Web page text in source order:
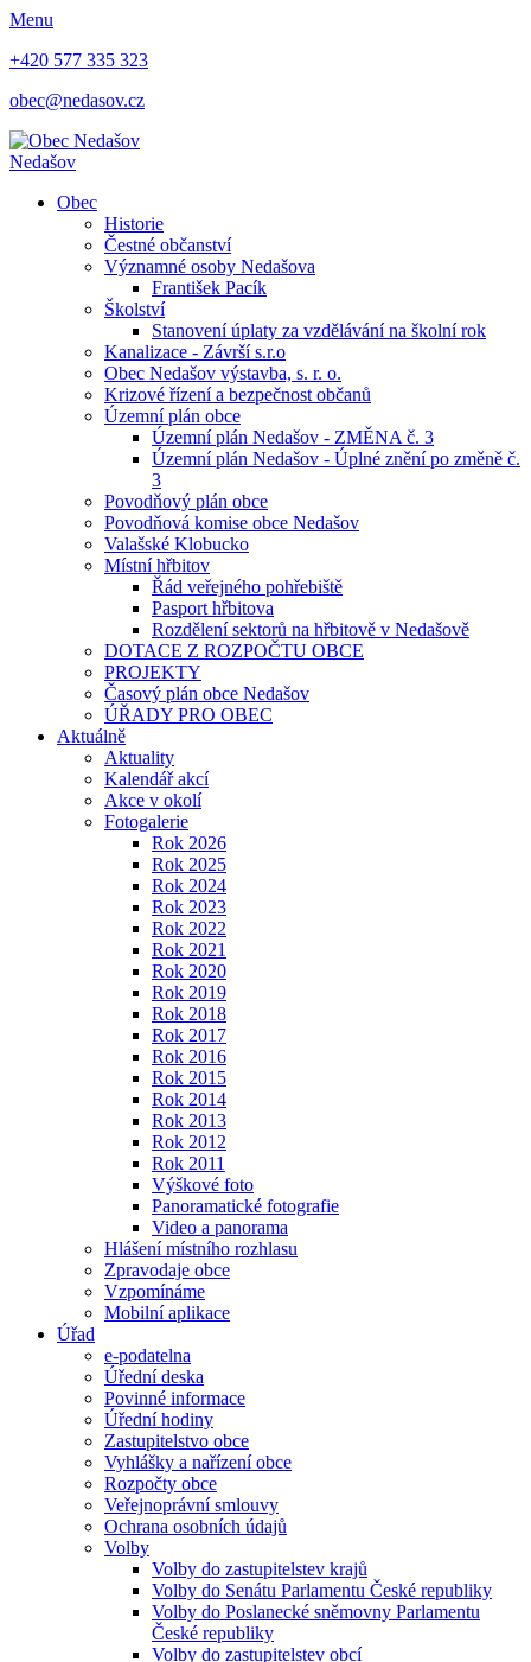
Menu
+420 577 335 323
obec@nedasov.cz
Nedašov
Obec
Historie
Čestné občanství
Významné osoby Nedašova
František Pacík
Školství
Stanovení úplaty za vzdělávání na školní rok
Kanalizace - Závrší s.r.o
Obec Nedašov výstavba, s. r. o.
Krizové řízení a bezpečnost občanů
Územní plán obce
Územní plán Nedašov - ZMĚNA č. 3
Územní plán Nedašov - Úplné znění po změně č.
3
Povodňový plán obce
Povodňová komise obce Nedašov
Valašské Klobucko
Místní hřbitov
Řád veřejného pohřebiště
Pasport hřbitova
Rozdělení sektorů na hřbitově v Nedašově
DOTACE Z ROZPOČTU OBCE
PROJEKTY
Časový plán obce Nedašov
ÚŘADY PRO OBEC
Aktuálně
Aktuality
Kalendář akcí
Akce v okolí
Fotogalerie
Rok 2026
Rok 2025
Rok 2024
Rok 2023
Rok 2022
Rok 2021
Rok 2020
Rok 2019
Rok 2018
Rok 2017
Rok 2016
Rok 2015
Rok 2014
Rok 2013
Rok 2012
Rok 2011
Výškové foto
Panoramatické fotografie
Video a panorama
Hlášení místního rozhlasu
Zpravodaje obce
Vzpomínáme
Mobilní aplikace
Úřad
e-podatelna
Úřední deska
Povinné informace
Úřední hodiny
Zastupitelstvo obce
Vyhlášky a nařízení obce
Rozpočty obce
Veřejnoprávní smlouvy
Ochrana osobních údajů
Volby
Volby do zastupitelstev krajů
Volby do Senátu Parlamentu České republiky
Volby do Poslanecké sněmovny Parlamentu
České republiky
Volby do zastupitelstev obcí